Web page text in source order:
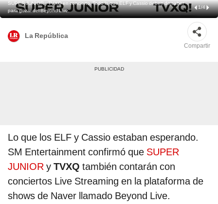
SUPER JUNIOR y TVXQ en concierto. Todo lo que ELF y Cassio deben de saber
para gozar del Beyond Live.
1/4
La República
Compartir
Lo que los ELF y Cassio estaban esperando.
SM Entertainment confirmó que SUPER
JUNIOR y TVXQ también contarán con
conciertos Live Streaming en la plataforma de
shows de Naver llamado Beyond Live.